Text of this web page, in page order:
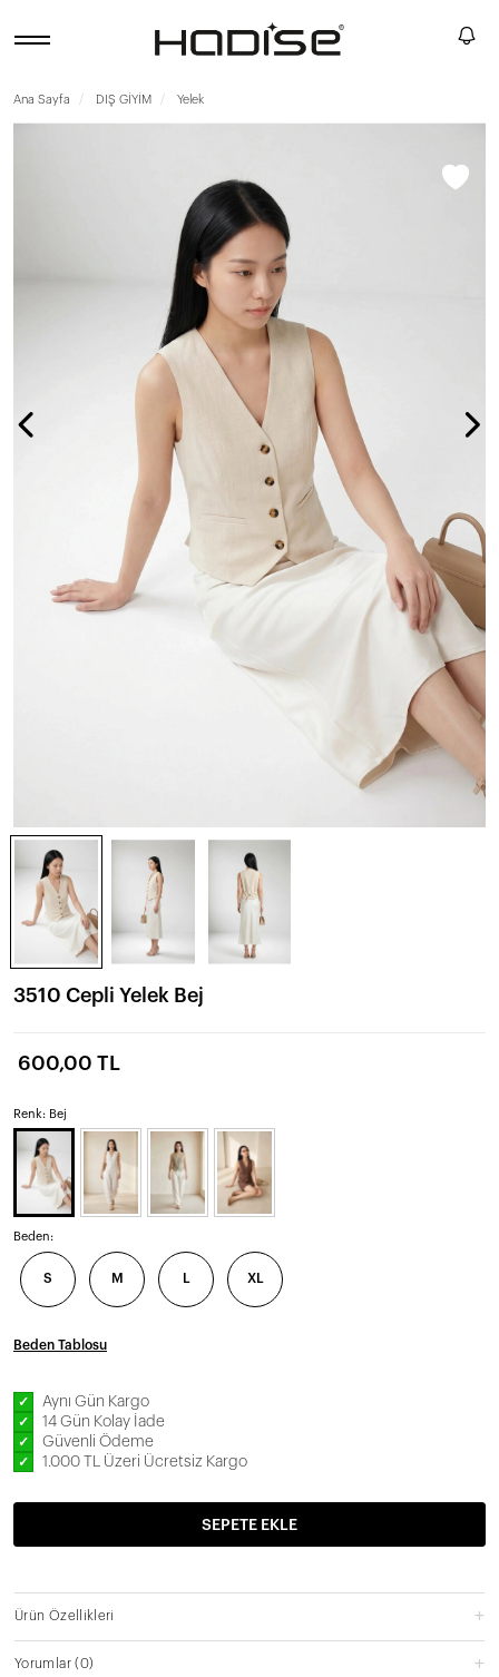
Ana Sayfa DIŞ GİYİM Yelek
3510 Cepli Yelek Bej
600,00 TL
Renk: Bej
Beden:
S M L XL
Beden Tablosu
SEPETE EKLE
✓ Aynı Gün Kargo
✓ 14 Gün Kolay İade
✓ Güvenli Ödeme
✓ 1.000 TL Üzeri Ücretsiz Kargo
Ürün Özellikleri
Yorumlar(0)